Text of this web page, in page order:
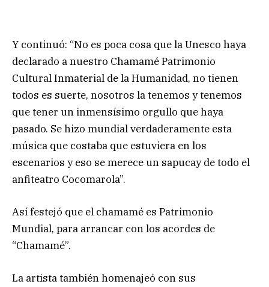
Y continuó: “No es poca cosa que la Unesco haya
declarado a nuestro Chamamé Patrimonio
Cultural Inmaterial de la Humanidad, no tienen
todos es suerte, nosotros la tenemos y tenemos
que tener un inmensísimo orgullo que haya
pasado. Se hizo mundial verdaderamente esta
música que costaba que estuviera en los
escenarios y eso se merece un sapucay de todo el
anfiteatro Cocomarola”.
Así festejó que el chamamé es Patrimonio
Mundial, para arrancar con los acordes de
“Chamamé”.
La artista también homenajeó con sus